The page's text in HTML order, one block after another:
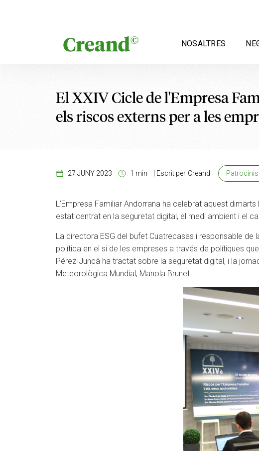
NOSALTRES
El XXIV Cicle de l'Empresa
els riscos externs per a les
27 JUNY 2023 1 min Escrit per Creand Patrocinis
L’Empresa Familiar Andorrana ha celebrat aquest
estat centrat en la seguretat digital, el medi ambient i el
La directora ESG del bufet Cuatrecasas i responsable de
política en el si de les empreses a través de polítiques
Pérez-Juncà ha tractat sobre la seguretat digital, i la
Meteorològica Mundial, Manola Brunet.